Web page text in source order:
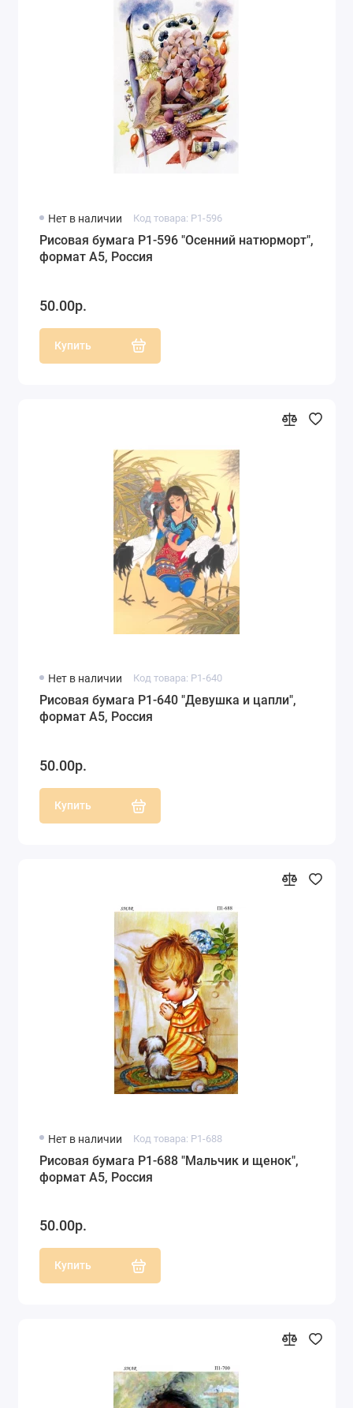
Нет в наличии Код товара: P1-596
Рисовая бумага P1-596 "Осенний натюрморт",
формат А5, Россия
50.00р.
Купить
Нет в наличии Код товара: P1-640
Рисовая бумага P1-640 "Девушка и цапли",
формат А5, Россия
50.00р.
Купить
Нет в наличии Код товара: P1-688
Рисовая бумага P1-688 "Мальчик и щенок",
формат А5, Россия
50.00р.
Купить